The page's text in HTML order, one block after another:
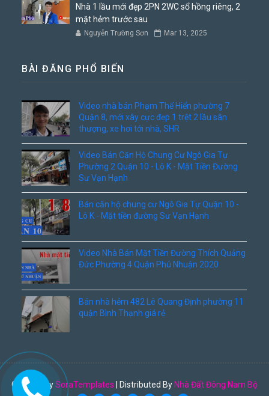
Nhà 1 lầu mới đẹp 2PN 2WC sổ hồng riêng, 2
mặt hẻm trước sau
Nguyễn Trường Sơn Mar 13, 2025
BÀI ĐĂNG PHỔ BIẾN
Video nhà bán Phạm Thế Hiển phường 7
Quận 8, mới xây cực đẹp 1 trệt 2 lầu sân
thượng, xe hơi tới nhà, SHR
Video Bán Căn Hộ Chung Cư Ngô Gia Tự
Phường 2 Quận 10 - Lô K - Mặt Tiền Đường
Sư Vạn Hạnh
Bán căn hộ chung cư Ngô Gia Tự Quận 10 -
Lô K - Mặt tiền đường Sư Vạn Hạnh
Video Nhà Bán Mặt Tiền Đường Thích Quảng
Đức Phường 4 Quận Phú Nhuận 2020
Bán nhà hẻm 482 Lê Quang Định phường 11
quận Bình Thạnh giá rẻ
Created BySoraTemplates | Distributed By Nhà Đất Đông Nam Bộ